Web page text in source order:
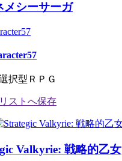
メシーサーガ
択型ＲＰＧ
Valkyrie: 戦略的乙女